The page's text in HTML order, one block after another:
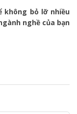
không bỏ lỡ nhiều
nghề của bạn